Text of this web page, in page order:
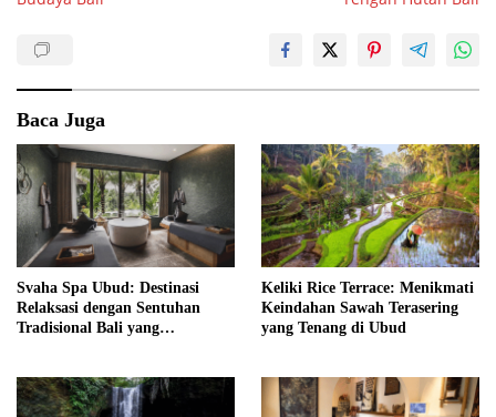
Baca Juga
Svaha Spa Ubud: Destinasi
Relaksasi dengan Sentuhan
Tradisional Bali yang
Keliki Rice Terrace: Menikmati
Keindahan Sawah Terasering
yang Tenang di Ubud